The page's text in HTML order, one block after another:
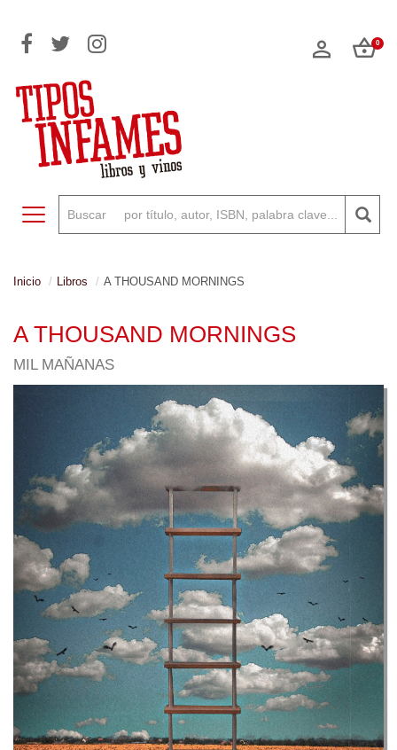
0
Toggle navigation
Inicio Libros A THOUSAND MORNINGS
A THOUSAND MORNINGS
MIL MAÑANAS